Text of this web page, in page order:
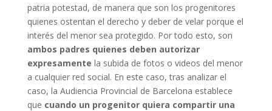
patria potestad, de manera que son los progenitores
quienes ostentan el derecho y deber de velar porque el
interés del menor sea protegido. Por todo esto, son
ambos padres quienes deben autorizar
expresamente la subida de fotos o videos del menor
a cualquier red social. En este caso, tras analizar el
caso, la Audiencia Provincial de Barcelona establece
que cuando un progenitor quiera compartir una